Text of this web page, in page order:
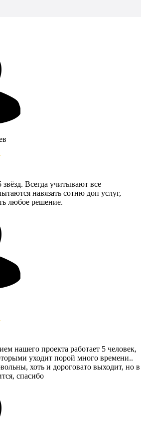
звёзд. Всегда учитывают все
навязать сотню доп услуг,
любое решение.
нашего проекта работает 5 человек,
уходит порой много времени..
хоть и дороговато выходит, но в
спасибо